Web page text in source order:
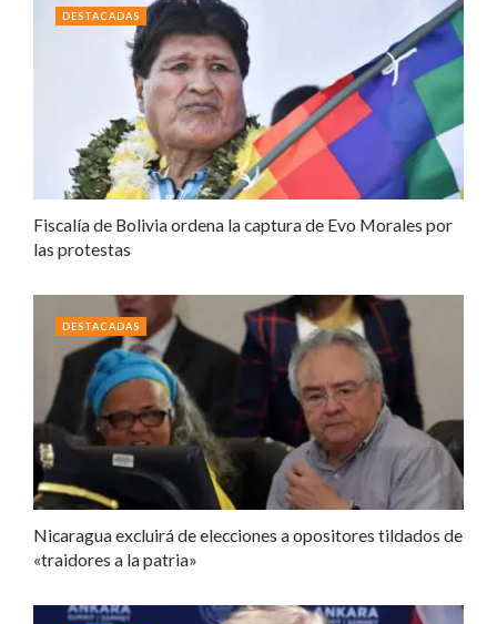
Fiscalía de Bolivia ordena la captura de Evo Morales por
las protestas
DESTACADAS
Nicaragua excluirá de elecciones a opositores tildados de
«traidores a la patria»
DESTACADAS